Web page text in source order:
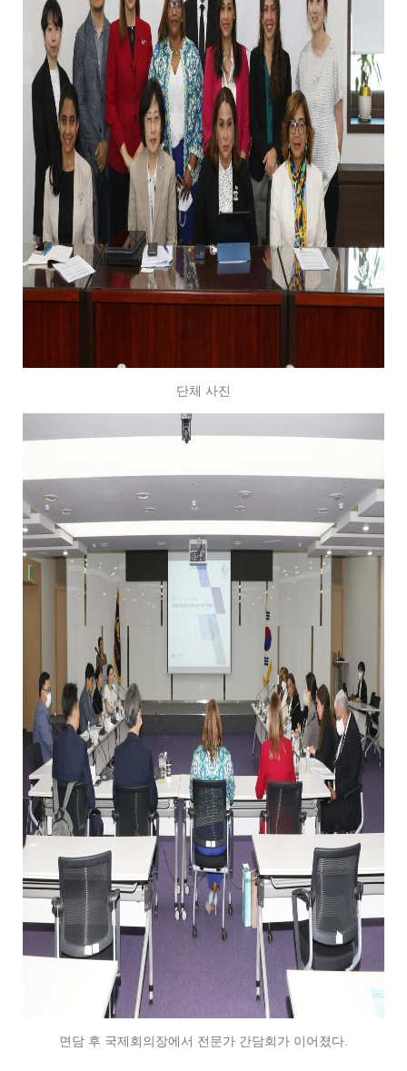
단체 사진
면담 후 국제회의장에서 전문가 간담회가 이어졌다.